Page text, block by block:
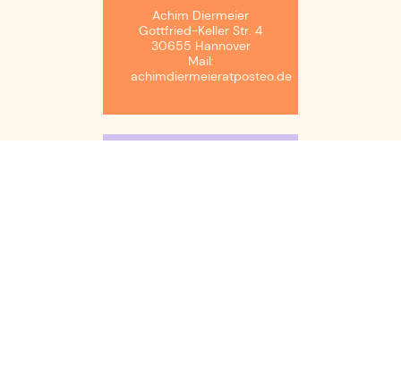
Achim Diermeier
Gottfried-Keller Str. 4
30655 Hannover
Mail:
achimdiermeieratposteo.de